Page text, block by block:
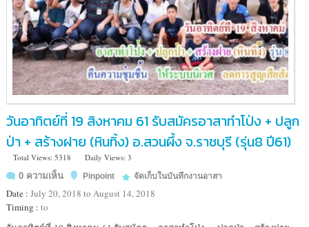
วันอาทิตย์ที่ 19 สิงหาคม 61 รับสมัครอาสาทำโป่ง + ปลูก
ป่า + สร้างฝาย (หินทิ้ง) อ.สวนผึ้ง จ.ราชบุรี (รุ่น8 ปี61)
Total Views: 5318
Daily Views: 3
0 ความเห็น
Pinpoint จัดเก็บในบันทึกงานอาสา
Date : July 20, 2018 to August 14, 2018
Timing : to
Location